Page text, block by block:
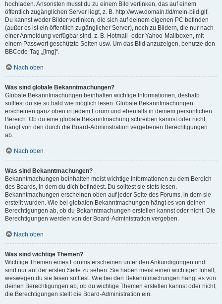
hochladen. Ansonsten musst du zu einem Bild verlinken, das auf einem
öffentlich zugänglichen Server liegt, z. B. http://www.domain.tld/mein-bild.gif.
Du kannst weder Bilder verlinken, die sich auf deinem eigenen PC befinden
(außer es ist ein öffentlich zugänglicher Server), noch zu Bildern, die nur nach
einer Anmeldung verfügbar sind, z. B. Hotmail- oder Yahoo-Mailboxen, mit
einem Passwort geschützte Seiten usw. Um das Bild anzuzeigen, benutze den
BBCode-Tag „[img]“.
Nach oben
Was sind globale Bekanntmachungen?
Globale Bekanntmachungen beinhalten wichtige Informationen, deshalb
solltest du sie so bald wie möglich lesen. Globale Bekanntmachungen
erscheinen ganz oben in jedem Forum und ebenfalls in deinem persönlichen
Bereich. Ob du eine globale Bekanntmachung schreiben kannst oder nicht,
hängt von den durch die Board-Administration vergebenen Berechtigungen
ab.
Nach oben
Was sind Bekanntmachungen?
Bekanntmachungen beinhalten meist wichtige Informationen zu dem Bereich
des Boards, in dem du dich befindest. Du solltest sie stets lesen.
Bekanntmachungen erscheinen oben auf jeder Seite des Forums, in dem sie
erstellt wurden. Wie bei globalen Bekanntmachungen hängt es von deinen
Berechtigungen ab, ob du Bekanntmachungen erstellen kannst oder nicht. Die
Berechtigungen werden von der Board-Administration vergeben.
Nach oben
Was sind wichtige Themen?
Wichtige Themen eines Forums erscheinen unter den Ankündigungen und
sind nur auf der ersten Seite zu sehen. Sie haben meist einen wichtigen Inhalt,
weswegen du sie lesen solltest. Wie bei den Bekanntmachungen hängt es von
deinen Berechtigungen ab, ob du wichtige Themen erstellen kannst oder nicht;
die Berechtigungen stellt die Board-Administration ein.